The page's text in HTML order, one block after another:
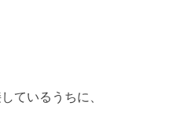
ているうちに、